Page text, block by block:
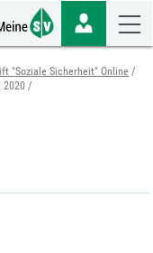
"Soziale Sicherheit" Online
2020